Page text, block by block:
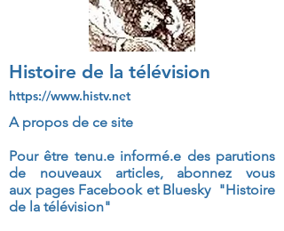
Histoire de la télévision
https://www.histv.net
A propos de ce site
Pour être tenu.e informé.e des parutions
de nouveaux articles, abonnez vous
aux pages Facebook et Bluesky "Histoire
de la télévision"